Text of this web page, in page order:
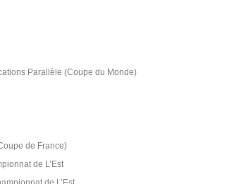
Parallèle (Coupe du Monde)
de France)
de L’Est